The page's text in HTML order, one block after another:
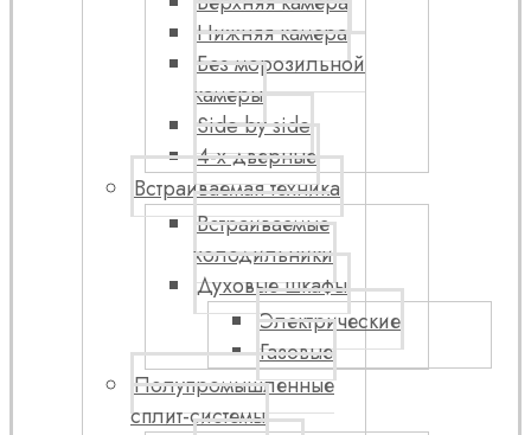
Нижняя камера
Без морозильной
камеры
Side by side
4-х дверные
Встраиваемая техника
Встраиваемые
холодильники
Духовые шкафы
Электрические
Газовые
Полупромышленные
сплит-системы